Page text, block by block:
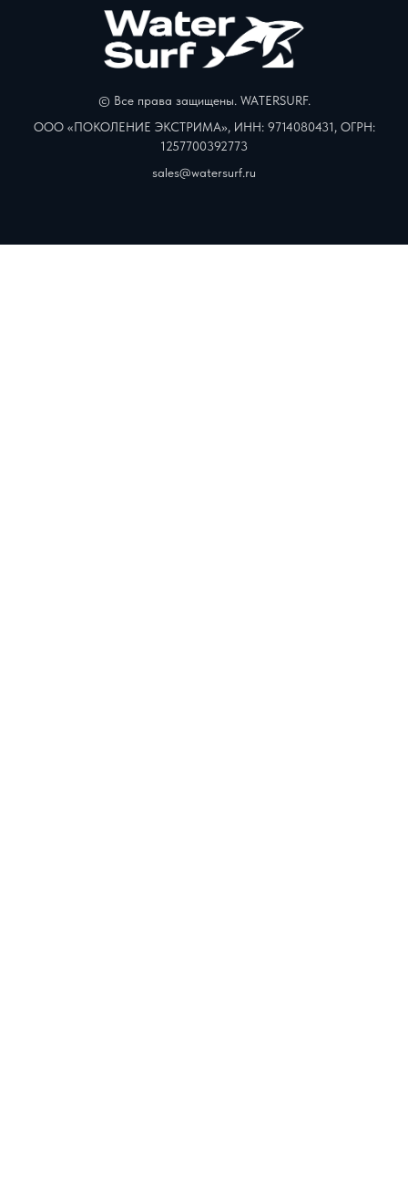
© Все права защищены. WATERSURF.
ООО «ПОКОЛЕНИЕ ЭКСТРИМА», ИНН: 9714080431, ОГРН:
1257700392773
sales@watersurf.ru